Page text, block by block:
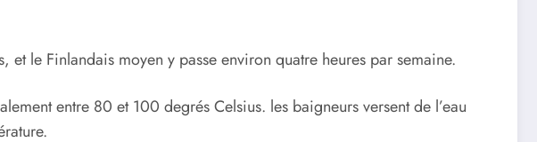
le Finlandais moyen y passe environ quatre heures par semaine.
entre 80 et 100 degrés Celsius. les baigneurs versent de l’eau